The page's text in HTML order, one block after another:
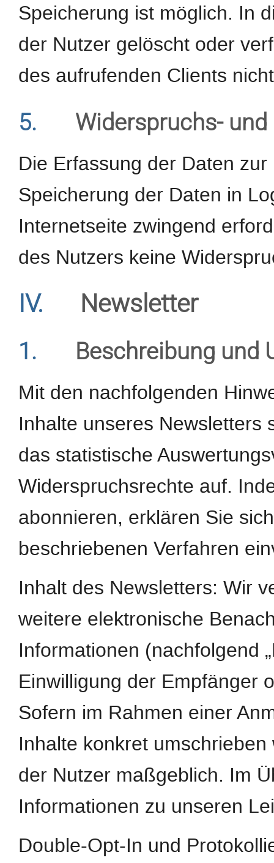
Speicherung ist möglich. In
der Nutzer gelöscht oder
des aufrufenden Clients
5. Widerspruchs-
Die Erfassung der Daten
Speicherung der Daten in
Internetseite zwingend
des Nutzers keine
IV. Newsletter
1. Beschreibung und
Mit den nachfolgenden
Inhalte unseres Newsletters
das statistische
Widerspruchsrechte auf.
abonnieren, erklären Sie
beschriebenen Verfahren
Inhalt des Newsletters: Wir
weitere elektronische
Informationen (nachfolgend
Einwilligung der Empfänger
Sofern im Rahmen einer
Inhalte konkret
der Nutzer maßgeblich. Im
Informationen zu unseren
Double-Opt-In und